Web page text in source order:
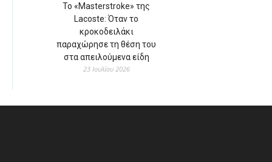
Το «Masterstroke» της
Lacoste: Όταν το
κροκοδειλάκι
παραχώρησε τη θέση του
στα απειλούμενα είδη
23 Ιουλίου 2026